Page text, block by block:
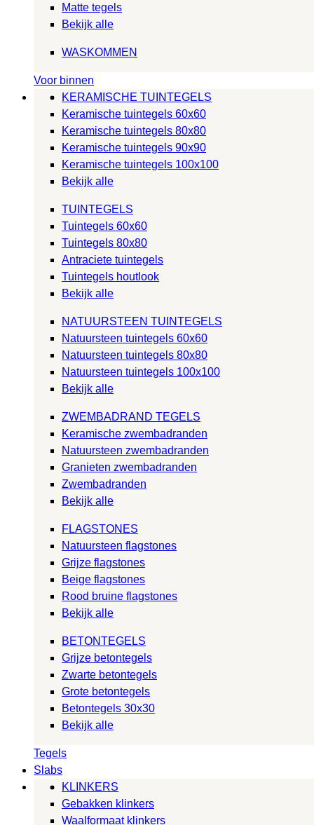
Matte tegels
Bekijk alle
WASKOMMEN
Voor binnen
KERAMISCHE TUINTEGELS
Keramische tuintegels 60x60
Keramische tuintegels 80x80
Keramische tuintegels 90x90
Keramische tuintegels 100x100
Bekijk alle
TUINTEGELS
Tuintegels 60x60
Tuintegels 80x80
Antraciete tuintegels
Tuintegels houtlook
Bekijk alle
NATUURSTEEN TUINTEGELS
Natuursteen tuintegels 60x60
Natuursteen tuintegels 80x80
Natuursteen tuintegels 100x100
Bekijk alle
ZWEMBADRAND TEGELS
Keramische zwembadranden
Natuursteen zwembadranden
Granieten zwembadranden
Zwembadranden
Bekijk alle
FLAGSTONES
Natuursteen flagstones
Grijze flagstones
Beige flagstones
Rood bruine flagstones
Bekijk alle
BETONTEGELS
Grijze betontegels
Zwarte betontegels
Grote betontegels
Betontegels 30x30
Bekijk alle
Tegels
Slabs
KLINKERS
Gebakken klinkers
Waalformaat klinkers